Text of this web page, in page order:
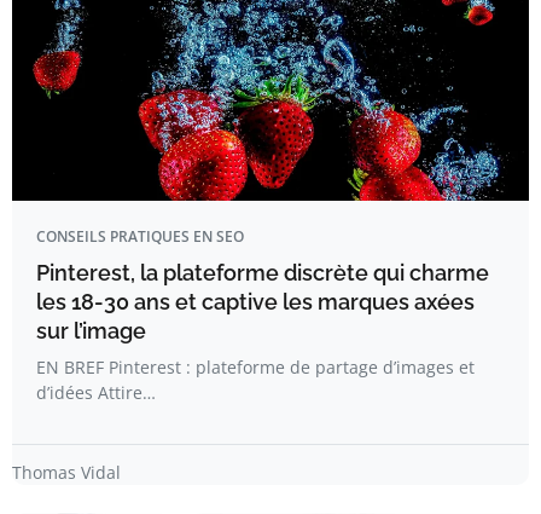
CONSEILS PRATIQUES EN SEO
Pinterest, la plateforme discrète qui charme
les 18-30 ans et captive les marques axées
sur l’image
EN BREF Pinterest : plateforme de partage d’images et
d’idées Attire…
Thomas Vidal